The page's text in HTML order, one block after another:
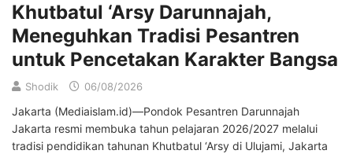
Khutbatul ‘Arsy Darunnajah,
Meneguhkan Tradisi Pesantren
untuk Pencetakan Karakter Bangsa
Shodik 06/08/2026
Jakarta (Mediaislam.id)—Pondok Pesantren Darunnajah
Jakarta resmi membuka tahun pelajaran 2026/2027 melalui
tradisi pendidikan tahunan Khutbatul ‘Arsy di Ulujami, Jakarta